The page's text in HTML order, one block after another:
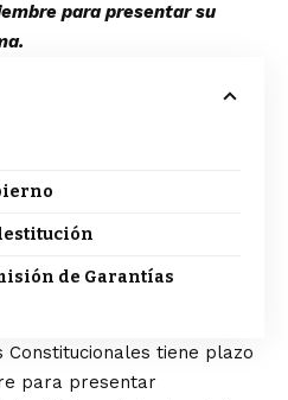
para presentar su
de Garantías
Constitucionales tiene plazo
para presentar